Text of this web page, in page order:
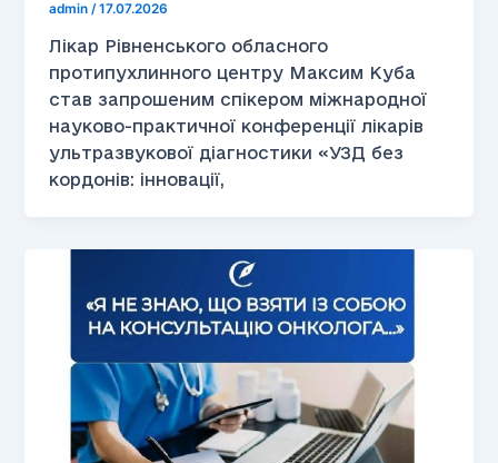
admin/17.07.2026
Лікар Рівненського обласного
протипухлинного центру Максим Куба
став запрошеним спікером міжнародної
науково-практичної конференції лікарів
ультразвукової діагностики «УЗД без
кордонів: інновації,